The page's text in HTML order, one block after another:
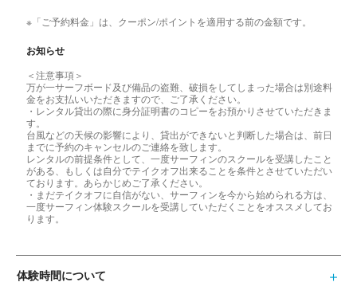
※「ご予約料金」は、クーポン/ポイントを適用する前の金額です。
お知らせ
＜注意事項＞
万が一サーフボード及び備品の盗難、破損をしてしまった場合は別途料
金をお支払いいただきますので、ご了承ください。
・レンタル貸出の際に身分証明書のコピーをお預かりさせていただきま
す。
台風などの天候の影響により、貸出ができないと判断した場合は、前日
までに予約のキャンセルのご連絡を致します。
レンタルの前提条件として、一度サーフィンのスクールを受講したこと
がある、もしくは自分でテイクオフ出来ることを条件とさせていただい
ております。あらかじめご了承ください。
・まだテイクオフに自信がない、サーフィンを今から始められる方は、
一度サーフィン体験スクールを受講していただくことをオススメしてお
ります。
体験時間について